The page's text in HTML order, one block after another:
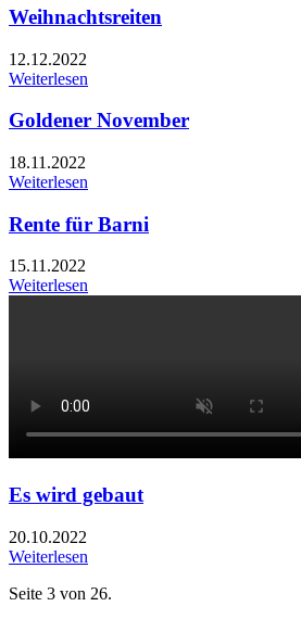
Weihnachtsreiten
12.12.2022
Weiterlesen
Goldener November
18.11.2022
Weiterlesen
Rente für Barni
15.11.2022
Weiterlesen
Es wird gebaut
20.10.2022
Weiterlesen
Seite 3 von 26.